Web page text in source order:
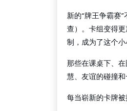
新的“牌王争霸赛
查）。卡组变得
制，成为了这个小
那些在课桌下、
慧、友谊的碰撞
每当崭新的卡牌